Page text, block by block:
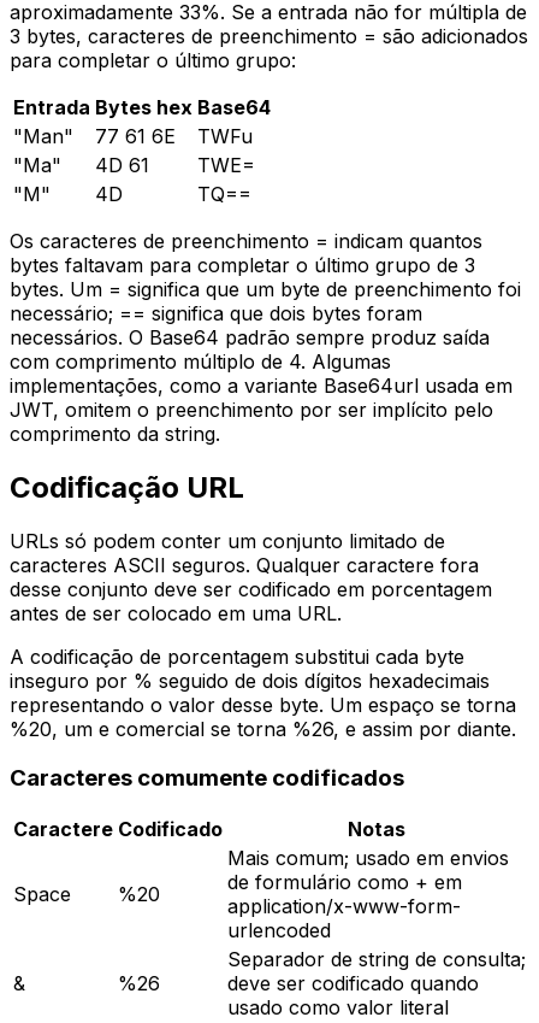
aproximadamente 33%. Se a entrada não for múltipla de
3 bytes, caracteres de preenchimento = são adicionados
para completar o último grupo:
Entrada Bytes hex Base64
"Man" 77 61 6E
TWFu
"Ma" 4D 61
TWE=
"M" 4D
TQ==
Os caracteres de preenchimento = indicam quantos
bytes faltavam para completar o último grupo de 3
bytes. Um = significa que um byte de preenchimento foi
necessário; == significa que dois bytes foram
necessários. O Base64 padrão sempre produz saída
com comprimento múltiplo de 4. Algumas
implementações, como a variante Base64url usada em
JWT, omitem o preenchimento por ser implícito pelo
comprimento da string.
Codificação URL
URLs só podem conter um conjunto limitado de
caracteres ASCII seguros. Qualquer caractere fora
desse conjunto deve ser codificado em porcentagem
antes de ser colocado em uma URL.
A codificação de porcentagem substitui cada byte
inseguro por % seguido de dois dígitos hexadecimais
representando o valor desse byte. Um espaço se torna
%20, um e comercial se torna %26, e assim por diante.
Caracteres comumente codificados
Caractere Codificado Notas
Space %20
Mais comum; usado em envios
de formulário como + em
application/x-www-form-
urlencoded
& %26
Separador de string de consulta;
deve ser codificado quando
usado como valor literal